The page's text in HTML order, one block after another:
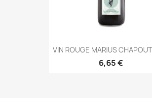
VIN ROUGE MARIUS
6,65 €